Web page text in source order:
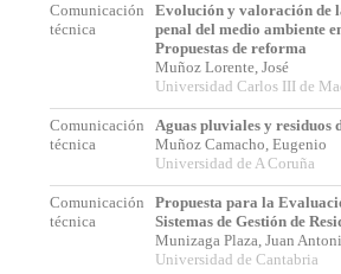
Comunicación
técnica
Evolución y valoración de
penal del medio ambiente
Propuestas de reforma
Muñoz Lorente, José
Universidad Carlos III de
Comunicación
técnica
Aguas pluviales y residuos
Muñoz Camacho, Eugenio
Universidad de A Coruña
Comunicación
técnica
Propuesta para la
Sistemas de Gestión de
Munizaga Plaza, Juan
Universidad de Cantabria